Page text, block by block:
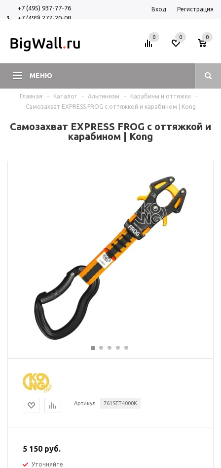
+7 (495) 937-77-76
+7 (499) 277-20-08
Вход Регистрация
МЕНЮ
0 0
0
Главная - Каталог - Альпинизм - Карабины и оттяжки
-
Самозахват EXPRESS FROG с оттяжкой и карабином | Kong
Самозахват EXPRESS FROG с оттяжкой и
карабином | Kong
Артикул 761SET4000K
5 150 руб.
Уточняйте